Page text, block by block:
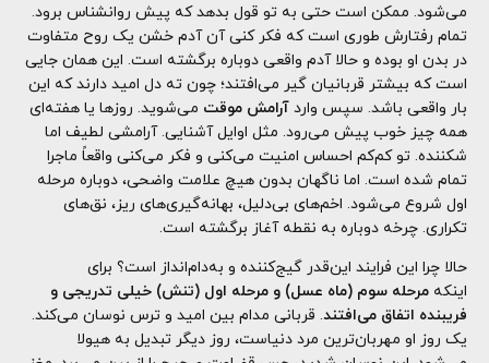
می‌شود. ممکن است حتی به تو قول بدهد که پیش روانشناس برود.
تمام رفتارش طوری است که فکر کنی آن آدم خشن یک روح متفاوت
در بدن او بوده و حالا آدم واقعی دوباره برگشته است. این همان جایی
است که بیشتر قربانیان گیر می‌افتند؛ چون ته دل امید دارند که این
بار واقعی باشد. سپس وارد آرامش موقت می‌شوید. روزها یا هفته‌ای
همه چیز خوب پیش می‌رود. مثل اوایل آشنایی. آرامشی لطیف اما
شکننده. تو کم‌کم احساس امنیت می‌کنی و فکر می‌کنی واقعاً ماجرا
تمام شده است. اما ناگهان بدون هیچ علامت واضحی، دوباره مرحله
اول شروع می‌شود. اخم‌های بی‌دلیل، بهانه‌گیری‌های ریز، نق‌های
تکراری. چرخه دوباره به نقطه آغاز برگشته است.
حالا چرا این فرایند این‌قدر گیج‌کننده و به‌دام‌انداز است؟ برای
اینکه مرحله سوم (ماه عسل) و مرحله اول (تنش) خیلی تدریجی و
فریبنده اتفاق می‌افتند. قربانی مدام بین امید و ترس نوسان می‌کند.
یک روز او مهربان‌ترین مرد دنیاست، روز دیگر تبدیل به هیولا